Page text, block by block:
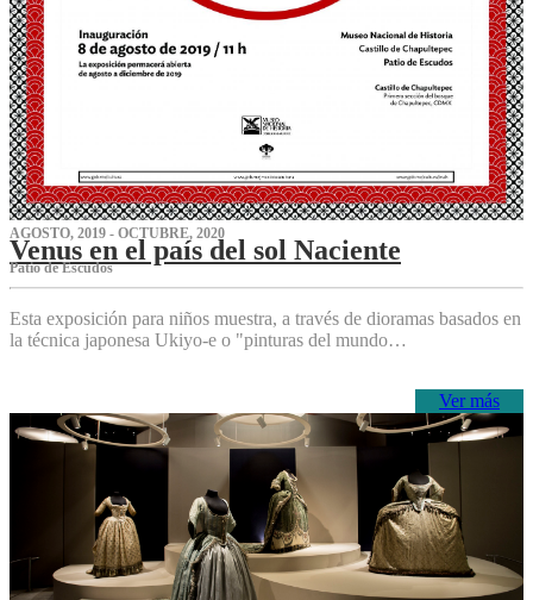
AGOSTO, 2019 - OCTUBRE, 2020
Venus en el país del sol Naciente
P‌atio de Escudos
Esta exposición para niños muestra, a través de dioramas basados en
la técnica japonesa Ukiyo-e o "pinturas del mundo…
Ver más